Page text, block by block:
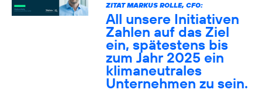
ZITAT MARKUS ROLLE, CFO:
All unsere Initiativen
Zahlen auf das Ziel
ein, spätestens bis
zum Jahr 2025 ein
klimaneutrales
Unternehmen zu sein.